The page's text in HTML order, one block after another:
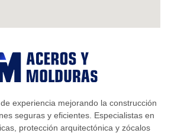
experiencia mejorando la construcción
seguras y eficientes. Especialistas en
protección arquitectónica y zócalos